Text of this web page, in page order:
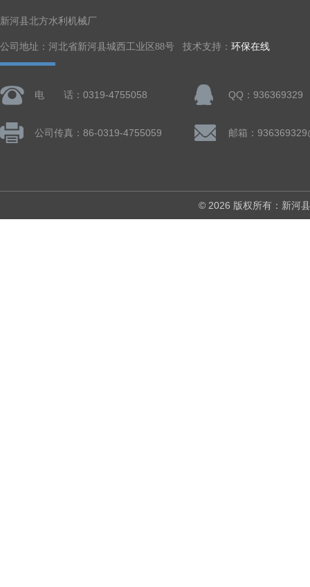
新河县北方水利机械厂
公司地址：河北省新河县城西工业区88号 技术支持： 环保在线
电 话：0319-4755058 QQ：936369329
公司传真：86-0319-4755059 邮箱：
© 2026 版权所有：新河